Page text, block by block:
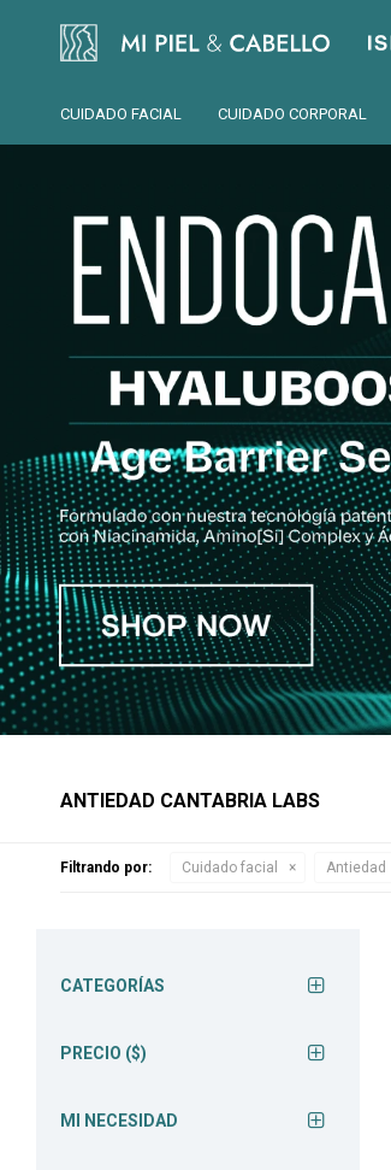
CUIDADO FACIAL CUIDADO CORPORAL
ANTIEDAD CANTABRIA LABS
Filtrando por: Cuidado facial Antiedad
CATEGORÍAS
PRECIO ($)
MI NECESIDAD